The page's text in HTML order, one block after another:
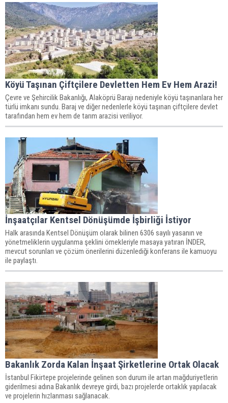
Köyü Taşınan Çiftçilere Devletten Hem Ev Hem Arazi!
Çevre ve Şehircilik Bakanlığı, Alaköprü Barajı nedeniyle köyü taşınanlara her
türlü imkanı sundu. Baraj ve diğer nedenlerle köyü taşınan çiftçilere devlet
tarafından hem ev hem de tarım arazisi veriliyor.
İnşaatçılar Kentsel Dönüşümde İşbirliği İstiyor
Halk arasında Kentsel Dönüşüm olarak bilinen 6306 sayılı yasanın ve
yönetmeliklerin uygulanma şeklini örnekleriyle masaya yatıran İNDER,
mevcut sorunları ve çözüm önerilerini düzenlediği konferans ile kamuoyu
ile paylaştı.
Bakanlık Zorda Kalan İnşaat Şirketlerine Ortak Olacak
İstanbul Fikirtepe projelerinde gelinen son durum ile artan mağduriyetlerin
giderilmesi adına Bakanlık devreye girdi, bazı projelerde ortaklık yapılacak
ve projelerin hızlanması sağlanacak.